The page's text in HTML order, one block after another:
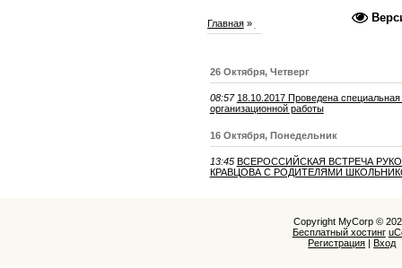
Главная»
26 Октября, Четверг
08:57 18.10.2017 Проведена
организационной работы
16 Октября, Понедельник
13:45 ВСЕРОССИЙСКАЯ ВСТРЕЧА
КРАВЦОВА С РОДИТЕЛЯМИ
Copyright MyCorp ©
Бесплатный хостинг
Регистрация
Вход